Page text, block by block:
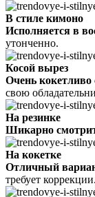
В стиле кимоно
Исполняется в
утонченно.
Косой вырез
Очень кокетливо
свою
На резинке
Шикарно
На кокетке
Отличный
требует коррекции.